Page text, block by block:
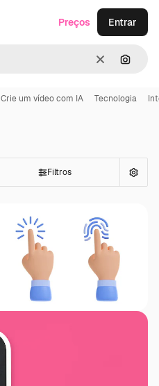
Limpar
Preços Entrar
Crie um vídeo com IA Tecnologia
Filtros